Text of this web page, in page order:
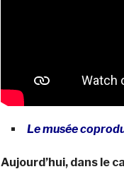
Le musée
Aujourd’hui, dans le